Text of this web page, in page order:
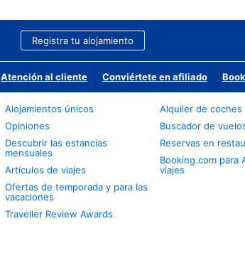
Registra tu alojamiento
Atención al cliente Conviértete en afiliado
Alojamientos únicos
Opiniones
Descubrir las estancias
mensuales
Artículos de viajes
Ofertas de temporada y para las
vacaciones
Traveller Review Awards
Alquiler de coches
Buscador de
Reservas en
Booking.com para
viajes